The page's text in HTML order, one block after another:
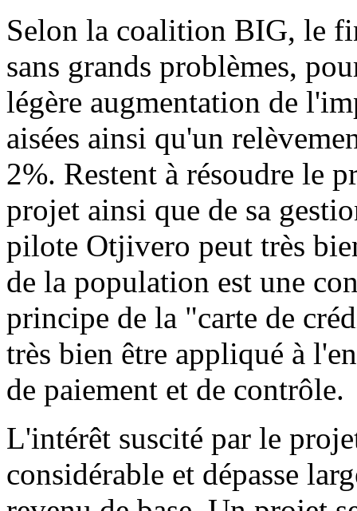
Selon la coalition BIG, le
sans grands problèmes,
légère augmentation de
aisées ainsi qu'un
2%. Restent à résoudre le
projet ainsi que de sa
pilote Otjivero peut très
de la population est une
principe de la "carte de
très bien être appliqué à
de paiement et de contrôle.
L'intérêt suscité par le
considérable et dépasse